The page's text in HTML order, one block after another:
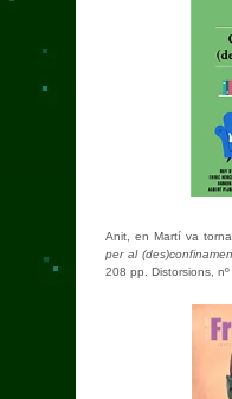
Anit, en Martí va
per al
208 pp. Distorsions,